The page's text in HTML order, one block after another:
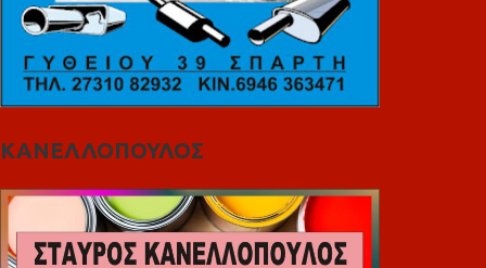
ΚΑΝΕΛΛΟΠΟΥΛΟΣ